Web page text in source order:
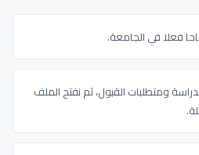
فعلا في الجامعة.
ومتطلبات القبول، ثم نفتح الملف